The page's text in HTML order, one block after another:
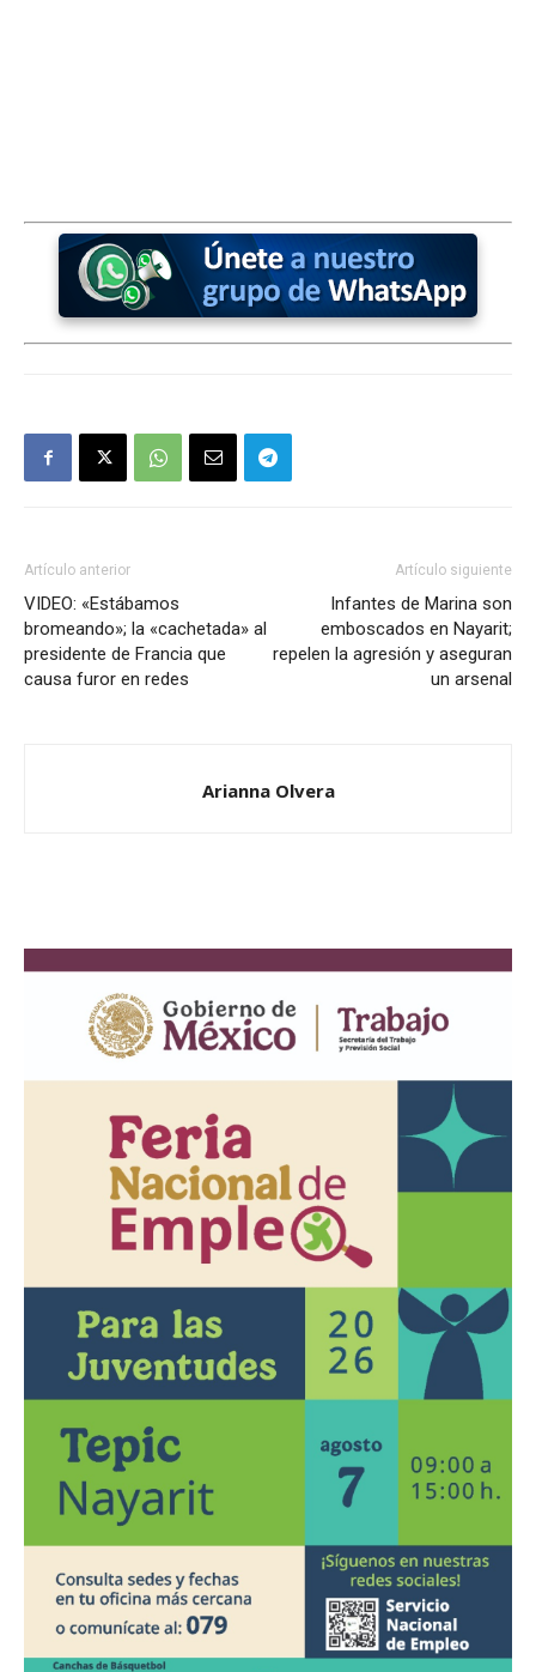
Artículo anterior
VIDEO: «Estábamos
bromeando»; la «cachetada» al
presidente de Francia que
causa furor en redes
Artículo siguiente
Infantes de Marina son
emboscados en Nayarit;
repelen la agresión y aseguran
un arsenal
Arianna Olvera